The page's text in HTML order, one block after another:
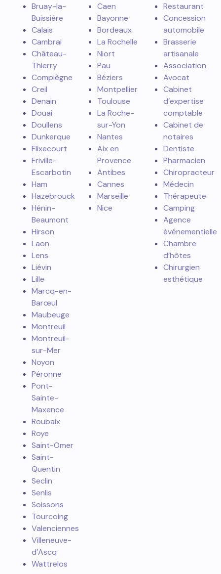
Bruay-la-
Buissière
Calais
Cambrai
Château-
Thierry
Compiègne
Creil
Denain
Douai
Doullens
Dunkerque
Flixecourt
Friville-
Escarbotin
Ham
Hazebrouck
Hénin-
Beaumont
Hirson
Laon
Lens
Liévin
Lille
Marcq-en-
Barœul
Maubeuge
Montreuil
Montreuil-
sur-Mer
Noyon
Péronne
Pont-
Sainte-
Maxence
Roubaix
Roye
Saint-Omer
Saint-
Quentin
Seclin
Senlis
Soissons
Tourcoing
Valenciennes
Villeneuve-
d’Ascq
Wattrelos
Caen
Bayonne
Bordeaux
La Rochelle
Niort
Pau
Béziers
Montpellier
Toulouse
La Roche-
sur-Yon
Nantes
Aix en
Provence
Antibes
Cannes
Marseille
Nice
Restaurant
Concession
automobile
Brasserie
artisanale
Association
Avocat
Cabinet
d’expertise
comptable
Cabinet de
notaires
Dentiste
Pharmacien
Chiropracteur
Médecin
Thérapeute
Camping
Agence
événementielle
Chambre
d’hôtes
Chirurgien
esthétique